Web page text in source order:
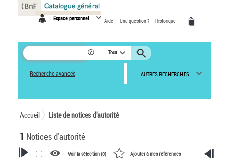
Espace personnel Aide Une question ? Historique
Tout
Recherche avancée AUTRES RECHERCHES
Accueil Liste de notices d’autorité
1 Notices d'autorité
Voir la sélection (0) Ajouter à mes références
Panneau de gestion des cookies